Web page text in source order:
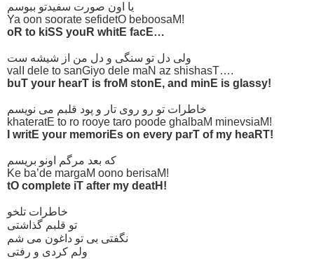
یا اون صورت سفیدتو ببوسم
Ya oon soorate sefidetO beboosaM!
oR to kiSS youR whitE facE…
ولی دل تو سنگی و دل من از شیشه ست
valI dele to sanGiyo dele maN az shishasT….
buT your hearT is froM stonE, and minE is glassy!
خاطرات تو رو روی تار و پود قلبم می نویسم
khateratE to ro rooye taro poode ghalbaM minevsiaM!
I writE your memoriEs on every parT of my heaRT!
که بعد مرگم اونو بریسم
Ke ba’de margaM oono berisaM!
tO complete iT after my deatH!
خاطرات تلخو
تو قلبم گذاشتی
نگفتی بی تو داغون می شم
ولم کردی و رفتی